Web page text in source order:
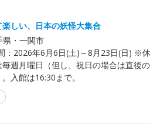
楽しい、日本の妖怪大集合
県・一関市
： 2026年6月6日(土)～8月23日(日) ※休
毎週月曜日（但し、祝日の場合は直後の
入館は16:30まで。